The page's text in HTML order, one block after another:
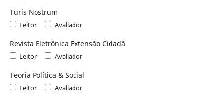
Turis Nostrum
Leitor Avaliador
Revista Eletrônica Extensão Cidadã
Leitor Avaliador
Teoria Política & Social
Leitor Avaliador